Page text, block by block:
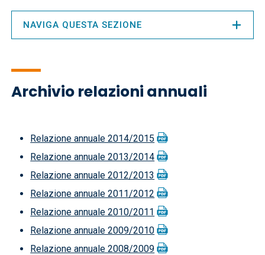
Archivio relazioni annuali
Relazione annuale 2014/2015
Relazione annuale 2013/2014
Relazione annuale 2012/2013
Relazione annuale 2011/2012
Relazione annuale 2010/2011
Relazione annuale 2009/2010
Relazione annuale 2008/2009
NAVIGA QUESTA SEZIONE